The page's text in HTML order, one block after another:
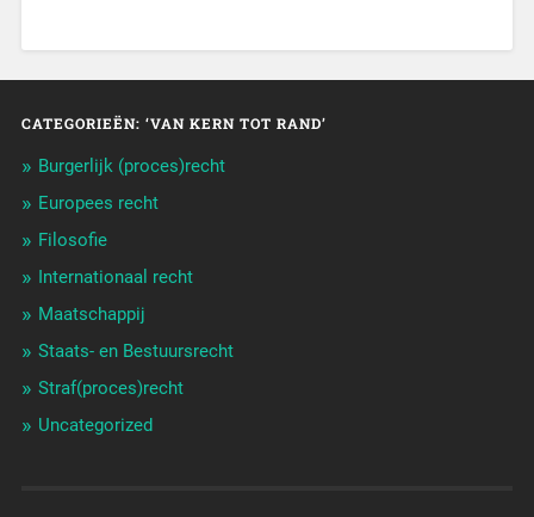
CATEGORIEËN: ‘VAN KERN TOT RAND’
Burgerlijk (proces)recht
Europees recht
Filosofie
Internationaal recht
Maatschappij
Staats- en Bestuursrecht
Straf(proces)recht
Uncategorized